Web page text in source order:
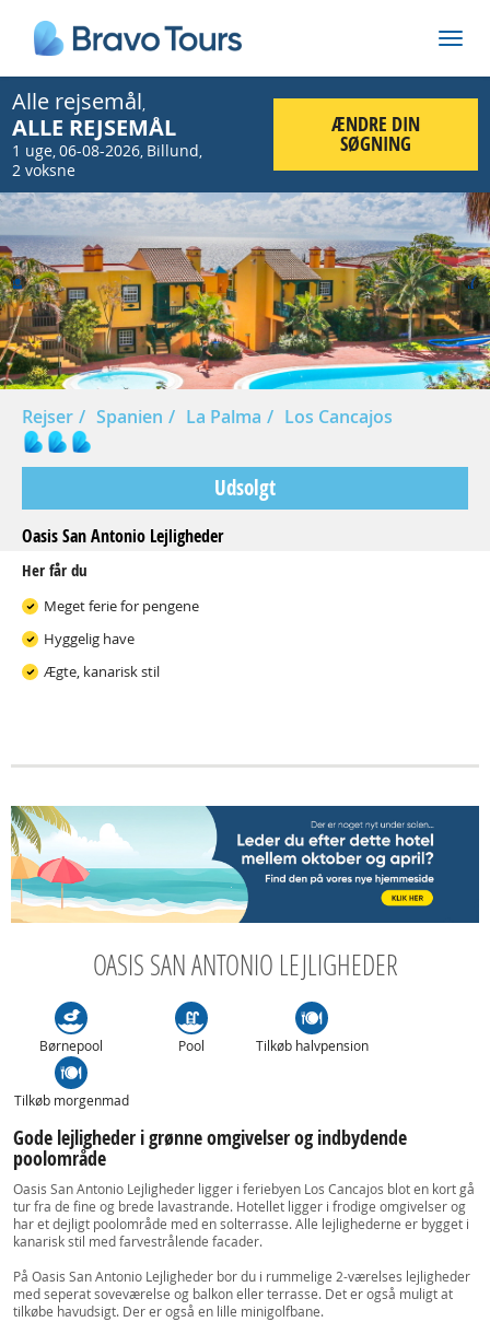
Alle rejsemål,
ALLE REJSEMÅL
1 uge,06-08-2026, Billund,
2 voksne
ÆNDRE DIN
SØGNING
Prev
Rejser Spanien La Palma Los Cancajos
Udsolgt
Oasis San Antonio Lejligheder
Her får du
Meget ferie for pengene
Hyggelig have
Ægte, kanarisk stil
OASIS SAN ANTONIO LEJLIGHEDER
Børnepool Pool Tilkøb halvpension
Tilkøb morgenmad
Gode lejligheder i grønne omgivelser og indbydende
poolområde
Oasis San Antonio Lejligheder ligger i feriebyen Los Cancajos blot en kort gå
tur fra de fine og brede lavastrande. Hotellet ligger i frodige omgivelser og
har et dejligt poolområde med en solterrasse. Alle lejlighederne er bygget i
kanarisk stil med farvestrålende facader.
På Oasis San Antonio Lejligheder bor du i rummelige 2-værelses lejligheder
med seperat soveværelse og balkon eller terrasse. Det er også muligt at
tilkøbe havudsigt. Der er også en lille minigolfbane.